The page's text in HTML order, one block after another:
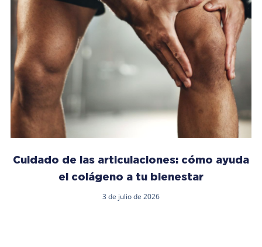
Cuidado de las articulaciones: cómo ayuda
el colágeno a tu bienestar
3 de julio de 2026